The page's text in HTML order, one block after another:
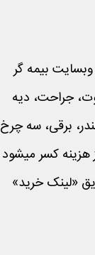
بیمه گر
جراحت، دیه
برقی، سه چرخ
«لینک خرید»